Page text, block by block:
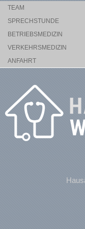
TEAM
SPRECHSTUNDE
BETRIEBSMEDIZIN
VERKEHRSMEDIZIN
ANFAHRT